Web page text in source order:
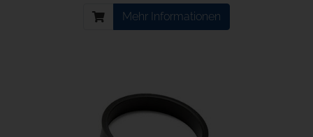
Mehr Informationen